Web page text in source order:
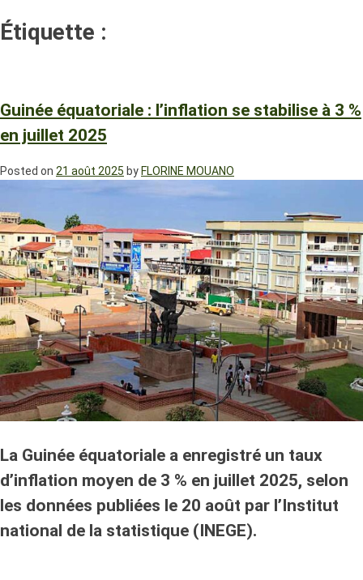
Étiquette :
Guinée équatoriale : l’inflation se stabilise à 3 %
en juillet 2025
Posted on 21 août 2025 by FLORINE MOUANO
La Guinée équatoriale a enregistré un taux
d’inflation moyen de 3 % en juillet 2025, selon
les données publiées le 20 août par l’Institut
national de la statistique (INEGE).